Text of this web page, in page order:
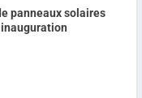
panneaux solaires